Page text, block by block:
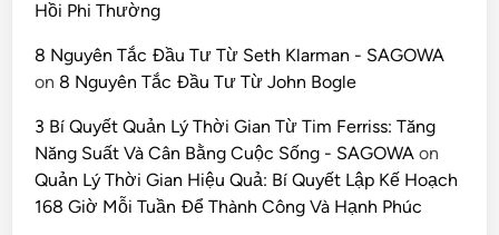
Hồi Phi Thường
8 Nguyên Tắc Đầu Tư Từ Seth Klarman - SAGOWA
on 8 Nguyên Tắc Đầu Tư Từ John Bogle
3 Bí Quyết Quản Lý Thời Gian Từ Tim Ferriss: Tăng
Năng Suất Và Cân Bằng Cuộc Sống - SAGOWA on
Quản Lý Thời Gian Hiệu Quả: Bí Quyết Lập Kế Hoạch
168 Giờ Mỗi Tuần Để Thành Công Và Hạnh Phúc